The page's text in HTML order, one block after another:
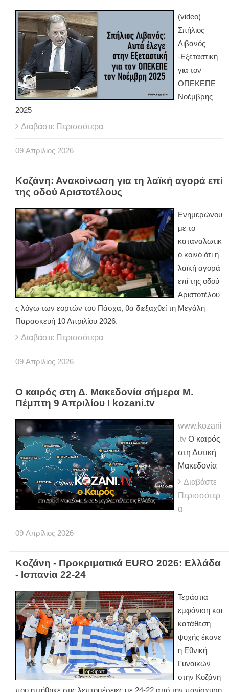
(video)
Σπήλιος
Λιβανός
-Εξεταστική
για τον
ΟΠΕΚΕΠΕ
Νοέμβρης
2025
Διαβάστε Περισσότερα
09 Απρίλιος 2026
Κοζάνη: Ανακοίνωση για τη λαϊκή αγορά επί
της οδού Αριστοτέλους
Ενημερώνου
με το
καταναλωτικ
ό κοινό ότι η
λαϊκή αγορά
επί της οδού
Αριστοτέλου
ς λόγω των εορτών του Πάσχα, θα διεξαχθεί τη Μεγάλη
Παρασκευή 10 Απριλίου 2026.
Διαβάστε Περισσότερα
09 Απρίλιος 2026
Ο καιρός στη Δ. Μακεδονία σήμερα Μ.
Πέμπτη 9 Απριλίου Ι kozani.tv
www.kozani
.tv Ο καιρός
στη Δυτική
Μακεδονία
Διαβάστε
Περισσότερ
α
09 Απρίλιος 2026
Κοζάνη - Προκριματικά EURO 2026: Ελλάδα
- Ισπανία 22-24
Τεράστια
εμφάνιση και
κατάθεση
ψυχής έκανε
η Εθνική
Γυναικών
στην Κοζάνη
που ηττήθηκε στις λεπτομέρειες με 24-22 από την πανίσχυρη